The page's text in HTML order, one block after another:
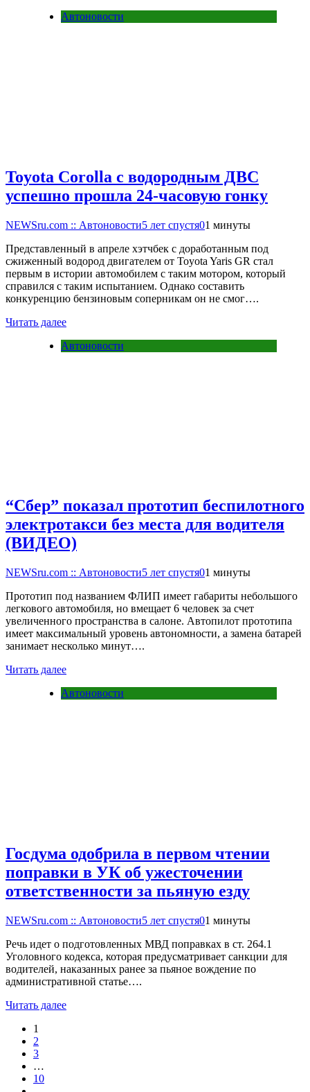
Автоновости
Toyota Corolla с водородным ДВС
успешно прошла 24-часовую гонку
NEWSru.com :: Автоновости5 лет спустя01 минуты
Представленный в апреле хэтчбек с доработанным под
сжиженный водород двигателем от Toyota Yaris GR стал
первым в истории автомобилем с таким мотором, который
справился с таким испытанием. Однако составить
конкуренцию бензиновым соперникам он не смог….
Читать далее
Автоновости
“Сбер” показал прототип беспилотного
электротакси без места для водителя
(ВИДЕО)
NEWSru.com :: Автоновости5 лет спустя01 минуты
Прототип под названием ФЛИП имеет габариты небольшого
легкового автомобиля, но вмещает 6 человек за счет
увеличенного пространства в салоне. Автопилот прототипа
имеет максимальный уровень автономности, а замена батарей
занимает несколько минут….
Читать далее
Автоновости
Госдума одобрила в первом чтении
поправки в УК об ужесточении
ответственности за пьяную езду
NEWSru.com :: Автоновости5 лет спустя01 минуты
Речь идет о подготовленных МВД поправках в ст. 264.1
Уголовного кодекса, которая предусматривает санкции для
водителей, наказанных ранее за пьяное вождение по
административной статье….
Читать далее
1
2
3
…
10